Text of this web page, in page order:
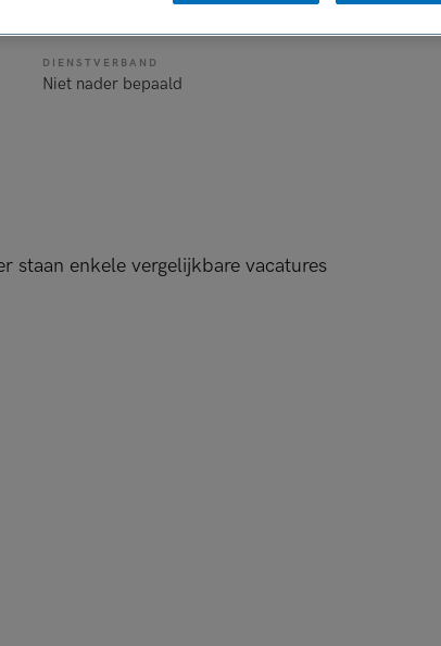
DIENSTVERBAND
Niet nader bepaald
staan enkele vergelijkbare vacatures